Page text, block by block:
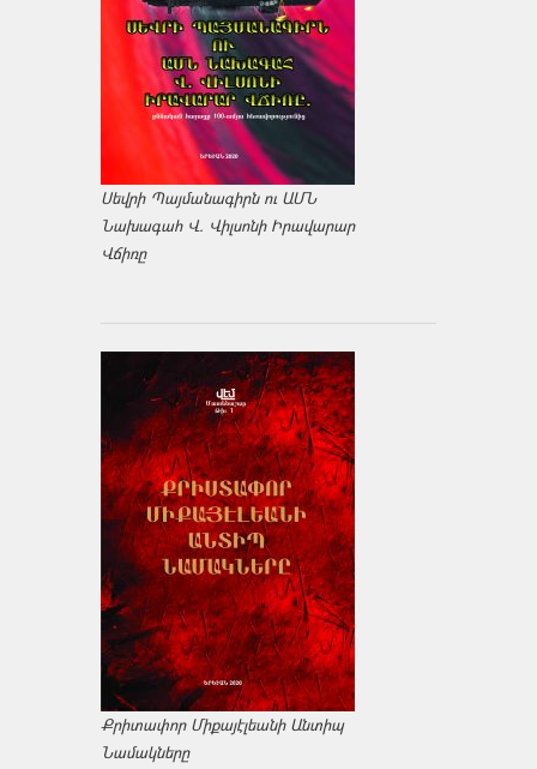
Սեվրի Պայմանագիրն ու ԱՄՆ
Նախագահ Վ. Վիլսոնի Իրավարար
Վճիռը
Քրիտափոր Միքայէլեանի Անտիպ
Նամակները